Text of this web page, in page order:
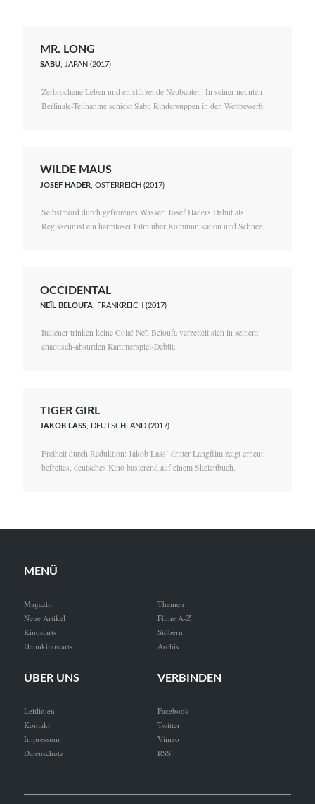
MR. LONG
SABU, JAPAN (2017)
Zerbrochene Leben und einstürzende Neubauten: In seiner neunten
Berlinale-Teilnahme schickt Sabu Rindersuppen in den Wettbewerb.
WILDE MAUS
JOSEF HADER , ÖSTERREICH (2017)
Selbstmord durch gefrorenes Wasser: Josef Haders Debüt als
Regisseur ist ein harmloser Film über Kommunikation und Schnee.
OCCIDENTAL
NEÏL BELOUFA , FRANKREICH (2017)
Italiener trinken keine Cola! Neïl Beloufa verzettelt sich in seinem
chaotisch-absurden Kammerspiel-Debüt.
TIGER GIRL
JAKOB LASS, DEUTSCHLAND (2017)
Freiheit durch Reduktion: Jakob Lass’ dritter Langfilm zeigt erneut
befreites, deutsches Kino basierend auf einem Skelettbuch.
MENÜ
Magazin
Neue Artikel
Kinostarts
Heimkinostarts
Themen
Filme A-Z
Stöbern
Archiv
ÜBER UNS
Leitlinien
Kontakt
Impressum
Datenschutz
VERBINDEN
Facebook
Twitter
Vimeo
RSS